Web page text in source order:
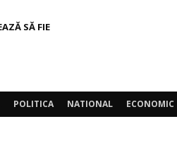
SĂ FIE
POLITICA NATIONAL ECONOMIC